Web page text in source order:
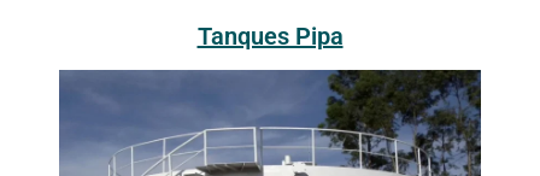
Tanques Pipa